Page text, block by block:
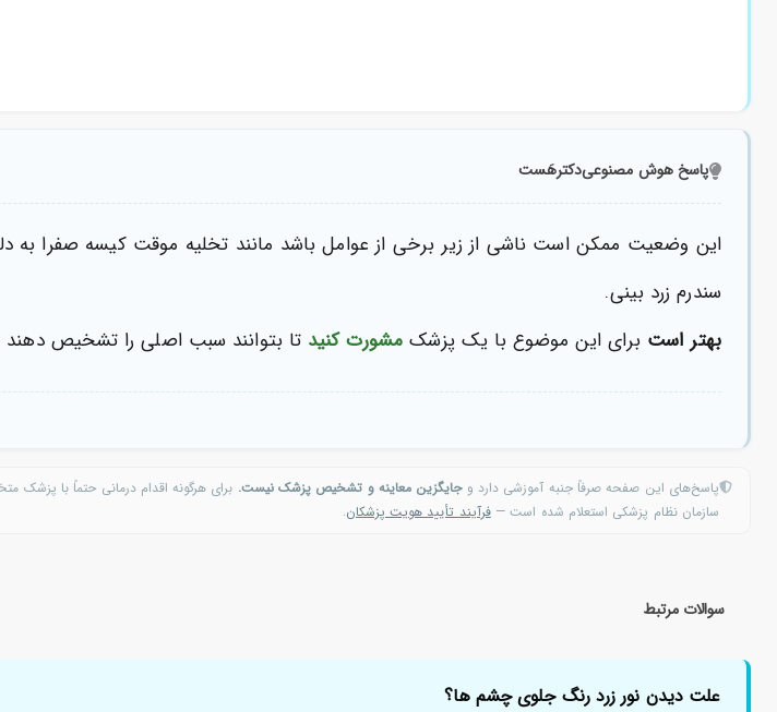
پاسخ هوش مصنوعیدکترهَست
این وضعیت ممکن است ناشی از زیر برخی از عوامل باشد مانند تخلیه موقت کیسه صفرا
سندرم زرد بینی.
بهتر است برای این موضوع با یک پزشک مشورت کنید تا بتوانند سبب اصلی را تشخیص دهند
پاسخ‌های این صفحه صرفاً جنبه آموزشی دارد وجایگزین معاینه و تشخیص پزشک نیست. برای هرگونه اقدام درمانی حتماً با پزشک
سازمان نظام پزشکی استعلام شده است —فرآیند تأیید هویت پزشکان.
سوالات مرتبط
علت دیدن نور زرد رنگ جلوی چشم ها؟